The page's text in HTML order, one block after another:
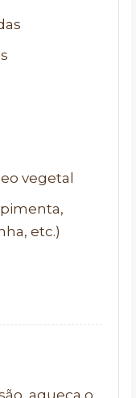
vegetal
etc.)